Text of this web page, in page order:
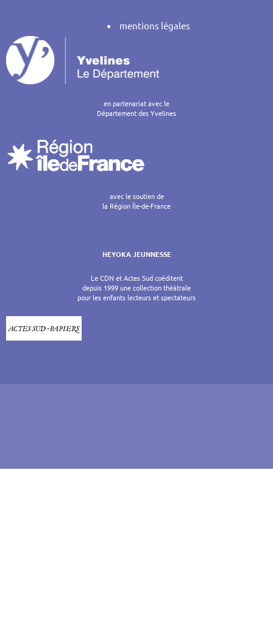
mentions légales
en partenariat avec le
Département des Yvelines
avec le soutien de
la Région Île-de-France
HEYOKA JEUNNESSE
Le CDN et Actes Sud coéditent
depuis 1999 une collection théâtrale
pour les enfants lecteurs et spectateurs